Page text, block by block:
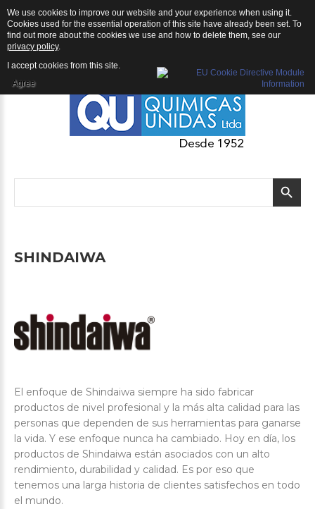
SHINDAIWA
El enfoque de Shindaiwa siempre ha sido fabricar
productos de nivel profesional y la más alta calidad para las
personas que dependen de sus herramientas para ganarse
la vida. Y ese enfoque nunca ha cambiado. Hoy en día, los
productos de Shindaiwa están asociados con un alto
rendimiento, durabilidad y calidad. Es por eso que
tenemos una larga historia de clientes satisfechos en todo
el mundo.
We use cookies to improve our website and your experience when using it.
Cookies used for the essential operation of this site have already been set. To
find out more about the cookies we use and how to delete them, see our
privacy policy.
I accept cookies from this site.
Agree
Manufacturer Details Shindaiwa